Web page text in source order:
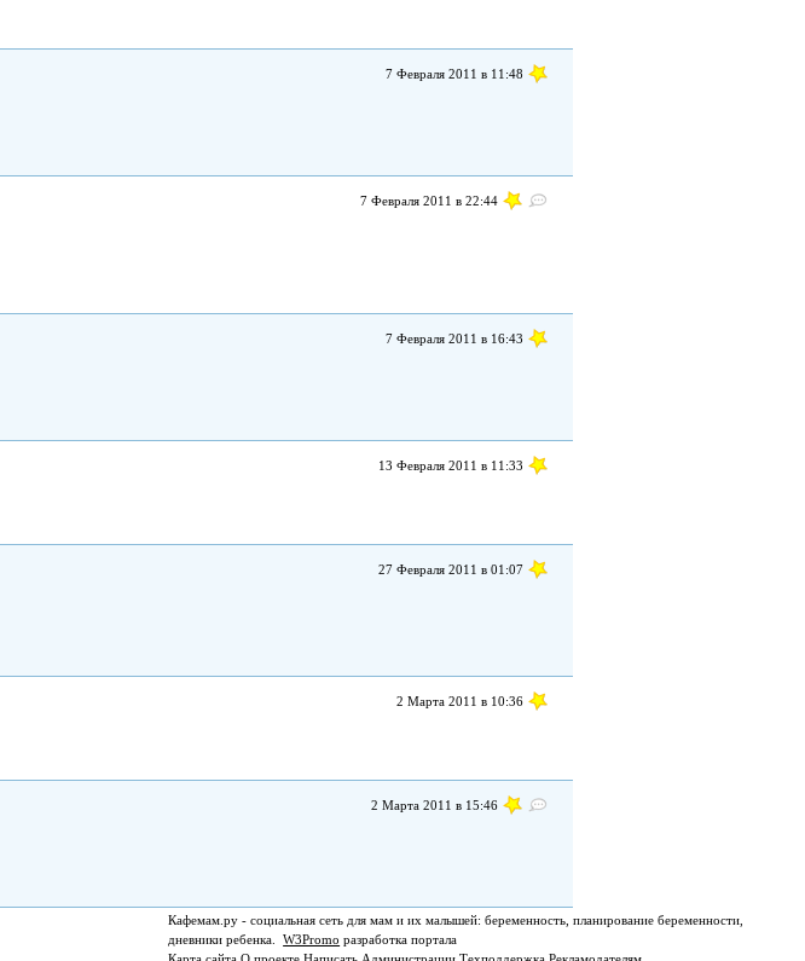
7 Февраля 2011 в 11:48
7 Февраля 2011 в 22:44
7 Февраля 2011 в 16:43
13 Февраля 2011 в 11:33
27 Февраля 2011 в 01:07
2 Марта 2011 в 10:36
2 Марта 2011 в 15:46
Кафемам.ру - социальная сеть для мам и их малышей: беременность, планирование беременности,
дневники ребенка.W3Promo разработка портала